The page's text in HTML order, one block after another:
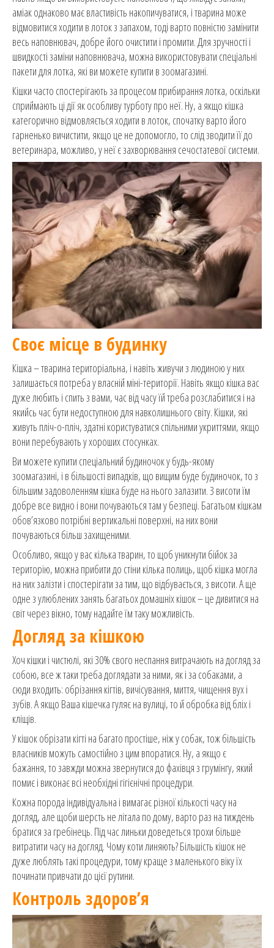
аміак однаково має властивість накопичуватися, і тварина може
відмовитися ходити в лоток з запахом, тоді варто повністю замінити
весь наповнювач, добре його очистити і промити. Для зручності і
швидкості заміни наповнювача, можна використовувати спеціальні
пакети для лотка, які ви можете купити в зоомагазині.
Кішки часто спостерігають за процесом прибирання лотка, оскільки
сприймають ці дії як особливу турботу про неї. Ну, а якщо кішка
категорично відмовляється ходити в лоток, спочатку варто його
гарненько вичистити, якщо це не допомогло, то слід зводити її до
ветеринара, можливо, у неї є захворювання сечостатевої системи.
Своє місце в будинку
Кішка – тварина територіальна, і навіть живучи з людиною у них
залишається потреба у власній міні-території. Навіть якщо кішка вас
дуже любить і спить з вами, час від часу їй треба розслабитися і на
якийсь час бути недоступною для навколишнього світу. Кішки, які
живуть пліч-о-пліч, здатні користуватися спільними укриттями, якщо
вони перебувають у хороших стосунках.
Ви можете купити спеціальний будиночок у будь-якому
зоомагазині, і в більшості випадків, що вищим буде будиночок, то з
більшим задоволенням кішка буде на нього залазити. З висоти їм
добре все видно і вони почуваються там у безпеці. Багатьом кішкам
обов’язково потрібні вертикальні поверхні, на них вони
почуваються більш захищеними.
Особливо, якщо у вас кілька тварин, то щоб уникнути бійок за
територію, можна прибити до стіни кілька полиць, щоб кішка могла
на них залізти і спостерігати за тим, що відбувається, з висоти. А ще
одне з улюблених занять багатьох домашніх кішок – це дивитися на
світ через вікно, тому надайте їм таку можливість.
Догляд за кішкою
Хоч кішки і чистюлі, які 30% свого неспання витрачають на догляд за
собою, все ж таки треба доглядати за ними, як і за собаками, а
сюди входить: обрізання кігтів, вичісування, миття, чищення вух і
зубів. А якщо Ваша кішечка гуляє на вулиці, то й обробка від бліх і
кліщів.
У кішок обрізати кігті на багато простіше, ніж у собак, тож більшість
власників можуть самостійно з цим впоратися. Ну, а якщо є
бажання, то завжди можна звернутися до фахівця з грумінгу, який
помиє і виконає всі необхідні гігієнічні процедури.
Кожна порода індивідуальна і вимагає різної кількості часу на
догляд, але щоби шерсть не літала по дому, варто раз на тиждень
братися за гребінець. Під час линьки доведеться трохи більше
витратити часу на догляд. Чому коти линяють? Більшість кішок не
дуже люблять такі процедури, тому краще з маленького віку їх
починати привчати до цієї рутини.
Контроль здоров’я